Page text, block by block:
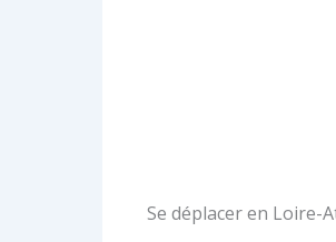
Se déplacer en Loire-